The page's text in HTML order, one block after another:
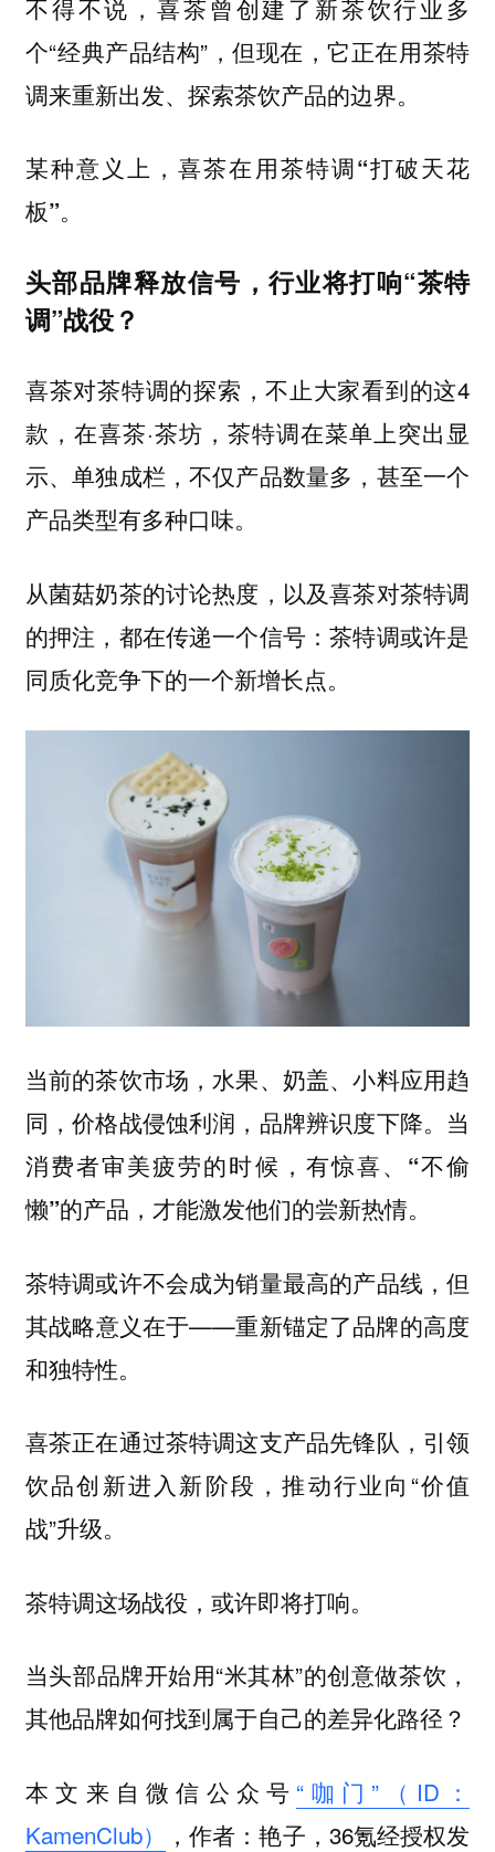
不得不说，喜茶曾创建了新茶饮行业多
个“经典产品结构”，但现在，它正在用茶特
调来重新出发、探索茶饮产品的边界。
某种意义上，喜茶在用茶特调“打破天花
板”。
头部品牌释放信号，行业将打响“茶特
调”战役？
喜茶对茶特调的探索，不止大家看到的这4
款，在喜茶·茶坊，茶特调在菜单上突出显
示、单独成栏，不仅产品数量多，甚至一个
产品类型有多种口味。
从菌菇奶茶的讨论热度，以及喜茶对茶特调
的押注，都在传递一个信号：茶特调或许是
同质化竞争下的一个新增长点。
当前的茶饮市场，水果、奶盖、小料应用趋
同，价格战侵蚀利润，品牌辨识度下降。当
消费者审美疲劳的时候， 有惊喜、“不偷
懒”的产品，才能激发他们的尝新热情。
茶特调或许不会成为销量最高的产品线，但
其战略意义在于——重新锚定了品牌的高度
和独特性。
喜茶正在通过茶特调这支产品先锋队，引领
饮品创新进入新阶段，推动行业向“价值
战”升级。
茶特调这场战役，或许即将打响。
当头部品牌开始用“米其林”的创意做茶饮，
其他品牌如何找到属于自己的差异化路径？
本文来自微信公众号 “咖门”（ID：
KamenClub）
，作者：艳子，36氪经授权发